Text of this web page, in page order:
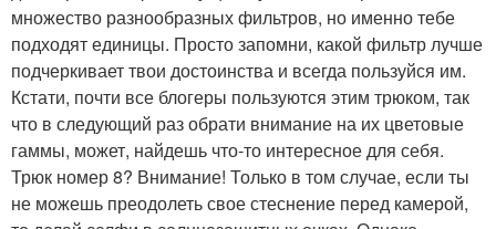
множество разнообразных фильтров, но именно тебе
подходят единицы. Просто запомни, какой фильтр лучше
подчеркивает твои достоинства и всегда пользуйся им.
Кстати, почти все блогеры пользуются этим трюком, так
что в следующий раз обрати внимание на их цветовые
гаммы, может, найдешь что-то интересное для себя.
Трюк номер 8? Внимание! Только в том случае, если ты
не можешь преодолеть свое стеснение перед камерой,